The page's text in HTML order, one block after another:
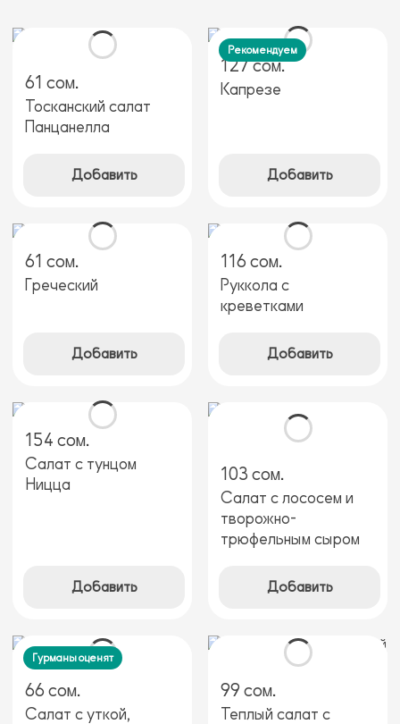
61 сом.
Тосканский салат
Панцанелла
Добавить
127 сом.
Капрезе
Добавить
Рекомендуем
61 сом.
Греческий
Добавить
116 сом.
Руккола с
креветками
Добавить
154 сом.
Салат с тунцом
Ницца
Добавить
103 сом.
Салат с лососем и
творожно-
трюфельным сыром
Добавить
66 сом.
Салат с уткой,
Гурманы оценят
99 сом.
Теплый салат с